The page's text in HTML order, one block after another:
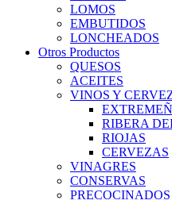
LOMOS
EMBUTIDOS
LONCHEADOS
Otros Productos
QUESOS
ACEITES
VINOS Y
RIBERA
RIOJAS
CERVEZAS
VINAGRES
CONSERVAS
PRECOCINADOS